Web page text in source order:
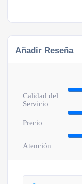
Añadir Reseña
Calidad del
Servicio
Precio
Atención